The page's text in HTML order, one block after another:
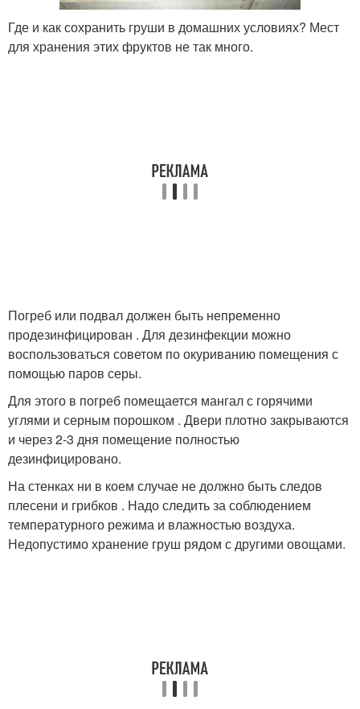
Где и как сохранить груши в домашних условиях? Мест
для хранения этих фруктов не так много.
Погреб или подвал должен быть непременно
продезинфицирован . Для дезинфекции можно
воспользоваться советом по окуриванию помещения с
помощью паров серы.
Для этого в погреб помещается мангал с горячими
углями и серным порошком . Двери плотно закрываются
и через 2-3 дня помещение полностью
дезинфицировано.
На стенках ни в коем случае не должно быть следов
плесени и грибков . Надо следить за соблюдением
температурного режима и влажностью воздуха.
Недопустимо хранение груш рядом с другими овощами.